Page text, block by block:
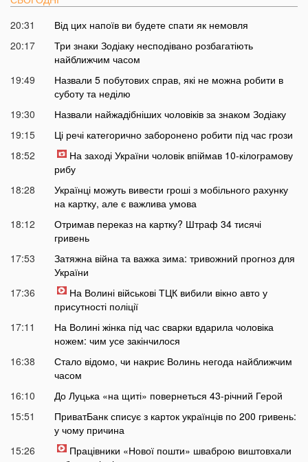
20:31
Від цих напоїв ви будете спати як немовля
20:17
Три знаки Зодіаку несподівано розбагатіють
найближчим часом
19:49
Назвали 5 побутових справ, які не можна робити в
суботу та неділю
19:30
Назвали найжадібніших чоловіків за знаком Зодіаку
19:15
Ці речі категорично заборонено робити під час грози
18:52
На заході України чоловік впіймав 10-кілограмову
рибу
18:28
Українці можуть вивести гроші з мобільного рахунку
на картку, але є важлива умова
18:12
Отримав переказ на картку? Штраф 34 тисячі
гривень
17:53
Затяжна війна та важка зима: тривожний прогноз для
України
17:36
На Волині військові ТЦК вибили вікно авто у
присутності поліції
17:11
На Волині жінка під час сварки вдарила чоловіка
ножем: чим усе закінчилося
16:38
Стало відомо, чи накриє Волинь негода найближчим
часом
16:10
До Луцька «на щиті» повернеться 43-річний Герой
15:51
ПриватБанк списує з карток українців по 200 гривень:
у чому причина
15:26
Працівники «Нової пошти» шваброю виштовхали